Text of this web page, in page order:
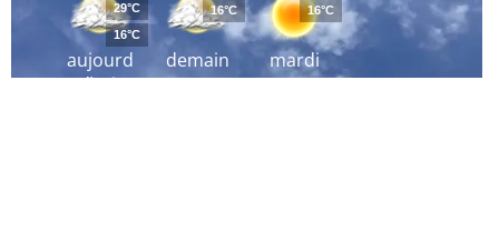
aujourd
´hui
29°C
16°C
demain
16°C
mardi
16°C